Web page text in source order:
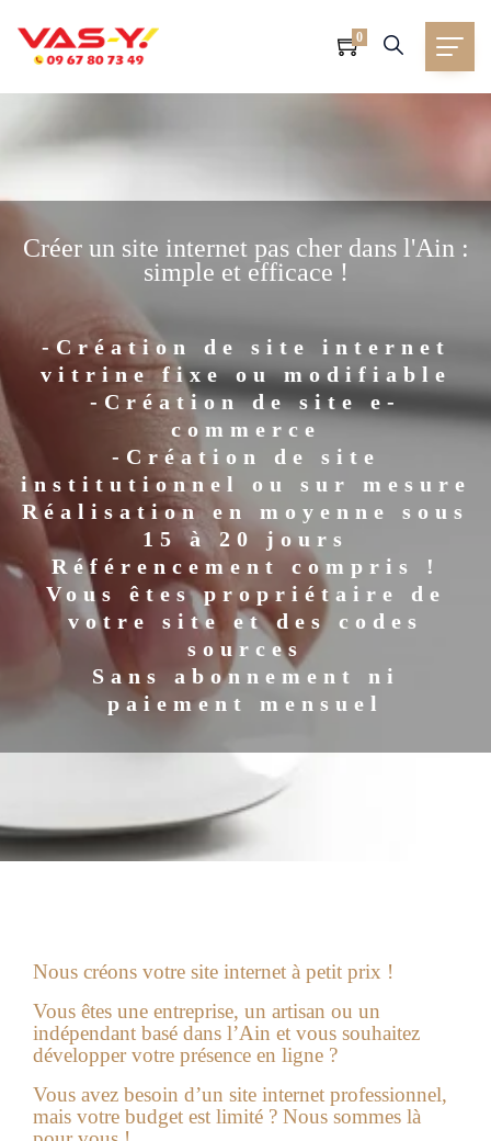
0
Créer un site internet pas cher dans l'Ain :
simple et efficace !
-Création de site internet
vitrine fixe ou modifiable
-Création de site e-
commerce
-Création de site
institutionnel ou sur mesure
Réalisation en moyenne sous
15 à 20 jours
Référencement compris !
Vous êtes propriétaire de
votre site et des codes
sources
Sans abonnement ni
paiement mensuel
Nous créons votre site internet à petit prix !
Vous êtes une entreprise, un artisan ou un
indépendant basé dans l’Ain et vous souhaitez
développer votre présence en ligne ?
Vous avez besoin d’un site internet professionnel,
mais votre budget est limité ? Nous sommes là